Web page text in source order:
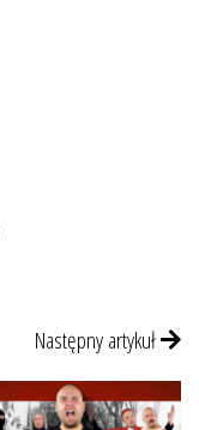
Następny artykuł